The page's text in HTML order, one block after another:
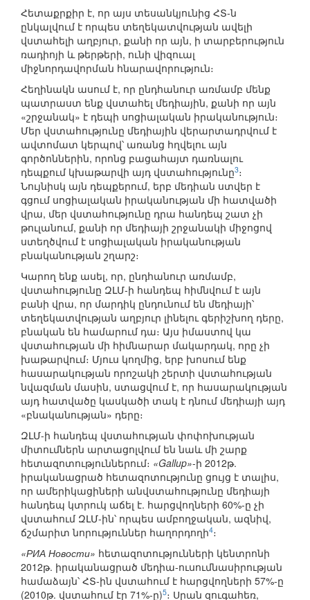
Հետաքրքիր է, որ այս տեսանկյունից ՀՏ-ն
ընկալվում է որպես տեղեկատվության ավելի
վստահելի աղբյուր, քանի որ այն, ի տարբերություն
ռադիոյի և թերթերի, ունի վիզուալ
միջնորդավորման հնարավորություն։
Հեղինակն ասում է, որ ընդհանուր առմամբ մենք
պատրաստ ենք վստահել մեդիային, քանի որ այն
«շրջանակ» է դեպի սոցիալական իրականություն։
Մեր վստահությունը մեդիային վերարտադրվում է
ավտոմատ կերպով՝ առանց հղվելու այն
գործոններին, որոնց բացահայտ դառնալու
դեպքում կխաթարվի այդ վստահությունը3։
Նույնիսկ այն դեպքերում, երբ մեդիան ստվեր է
գցում սոցիալական իրականության մի հատվածի
վրա, մեր վստահությունը դրա հանդեպ շատ չի
թուլանում, քանի որ մեդիայի շրջանակի միջոցով
ստեղծվում է սոցիալական իրականության
բնականության շղարշ։
Կարող ենք ասել, որ, ընդհանուր առմամբ,
վստահությունը ԶԼՄ-ի հանդեպ հիմնվում է այն
բանի վրա, որ մարդիկ ընդունում են մեդիայի՝
տեղեկատվության աղբյուր լինելու գերիշխող դերը,
բնական են համարում դա։ Այս իմաստով կա
վստահության մի հիմնարար մակարդակ, որը չի
խաթարվում։ Մյուս կողմից, երբ խոսում ենք
հասարակության որոշակի շերտի վստահության
նվազման մասին, ստացվում է, որ հասարակության
այդ հատվածը կասկածի տակ է դնում մեդիայի այդ
«բնականության» դերը։
ԶԼՄ-ի հանդեպ վստահության փոփոխության
միտումներն արտացոլվում են նաև մի շարք
հետազոտություններում։ «Gallup»-ի 2012թ.
իրականացրած հետազոտությունը ցույց է տալիս,
որ ամերիկացիների անվստահությունը մեդիայի
հանդեպ կտրուկ աճել է. հարցվողների 60%-ը չի
վստահում ԶԼՄ-ին՝ որպես ամբողջական, ազնիվ,
ճշմարիտ նորություններ հաղորդողի4։
«РИА Новости» հետազոտությունների կենտրոնի
2012թ. իրականացրած մեդիա-ուսումնասիրության
համաձայն՝ ՀՏ-ին վստահում է հարցվողների 57%-ը
(2010թ. վստահում էր 71%-ը)5։ Սրան զուգահեռ,